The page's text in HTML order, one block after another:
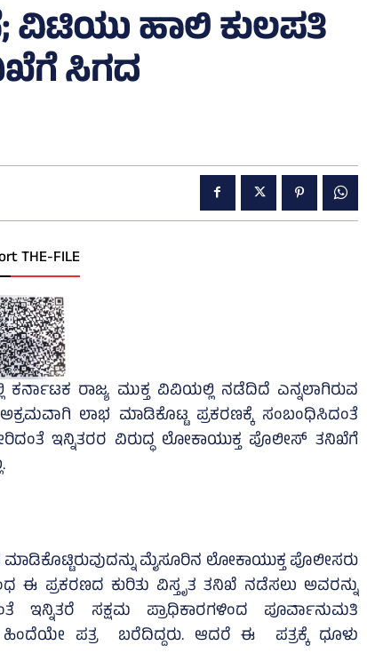
ವಿಟಿಯು ಹಾಲಿ ಕುಲಪತಿ
ಸಿಗದ
THE-FILE
ರಾಜ್ಯ ಮುಕ್ತ ವಿವಿಯಲ್ಲಿ ನಡೆದಿದೆ ಎನ್ನಲಾಗಿರುವ
ಲಾಭ ಮಾಡಿಕೊಟ್ಟ ಪ್ರಕರಣಕ್ಕೆ ಸಂಬಂಧಿಸಿದಂತೆ
ಇನ್ನಿತರರ ವಿರುದ್ಧ ಲೋಕಾಯುಕ್ತ ಪೊಲೀಸ್‌ ತನಿಖೆಗೆ
ಮೈಸೂರಿನ ಲೋಕಾಯುಕ್ತ ಪೊಲೀಸರು
ಈ ಪ್ರಕರಣದ ಕುರಿತು ವಿಸ್ತೃತ ತನಿಖೆ ನಡೆಸಲು ಅವರನ್ನು
ಇನ್ನಿತರೆ ಸಕ್ಷಮ ಪ್ರಾಧಿಕಾರಗಳಿಂದ ಪೂರ್ವಾನುಮತಿ
ಪತ್ರ ಬರೆದಿದ್ದರು. ಆದರೆ ಈ ಪತ್ರಕ್ಕೆ ಧೂಳು